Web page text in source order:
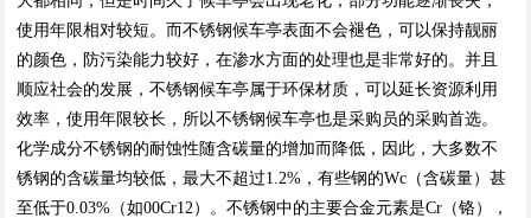
使用年限相对较短。而不锈钢候车亭表面不会褪色，可以保持靓丽
的颜色，防污染能力较好，在渗水方面的处理也是非常好的。并且
顺应社会的发展，不锈钢候车亭属于环保材质，可以延长资源利用
效率，使用年限较长，所以不锈钢候车亭也是采购员的采购首选。
化学成分不锈钢的耐蚀性随含碳量的增加而降低，因此，大多数不
锈钢的含碳量均较低，最大不超过1.2%，有些钢的Wc（含碳量）甚
至低于0.03%（如00Cr12）。不锈钢中的主要合金元素是Cr（铬），